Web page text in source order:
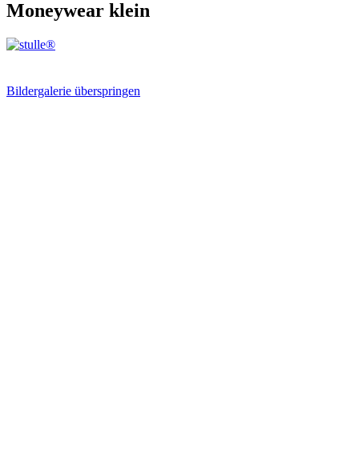
Moneywear klein
Bildergalerie überspringen